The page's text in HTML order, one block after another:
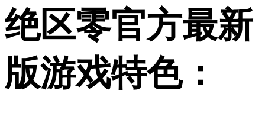
绝区零官方最新
版游戏特色：